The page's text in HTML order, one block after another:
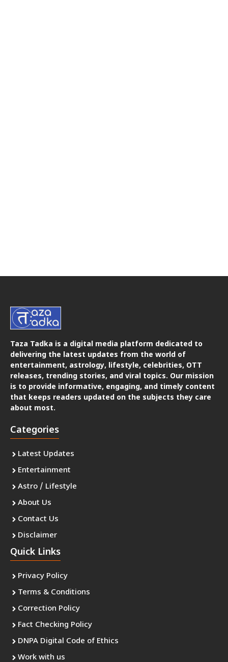
Taza Tadka is a digital media platform dedicated to
delivering the latest updates from the world of
entertainment, astrology, lifestyle, celebrities, OTT
releases, trending stories, and viral topics. Our mission
is to provide informative, engaging, and timely content
that keeps readers updated on the subjects they care
about most.
Categories
Latest Updates
Entertainment
Astro / Lifestyle
About Us
Contact Us
Disclaimer
Quick Links
Privacy Policy
Terms & Conditions
Correction Policy
Fact Checking Policy
DNPA Digital Code of Ethics
Work with us